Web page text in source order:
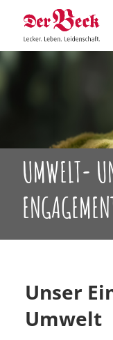
UMWELT-
Unser
Umwelt